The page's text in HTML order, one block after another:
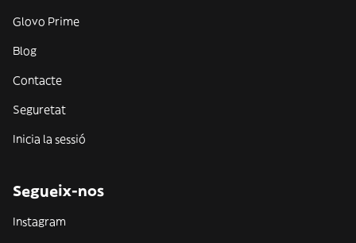
Glovo Prime
Blog
Contacte
Seguretat
Inicia la sessió
Segueix-nos
Instagram